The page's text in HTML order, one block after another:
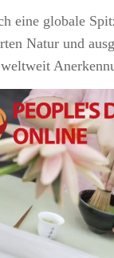
eine globale
Natur und